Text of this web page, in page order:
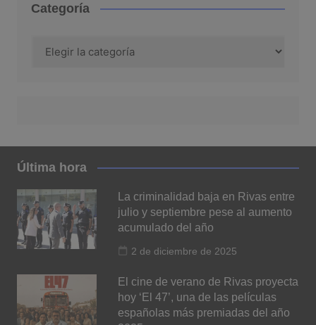
Categoría
Última hora
La criminalidad baja en Rivas entre
julio y septiembre pese al aumento
acumulado del año
2 de diciembre de 2025
El cine de verano de Rivas proyecta
hoy ‘El 47’, una de las películas
españolas más premiadas del año